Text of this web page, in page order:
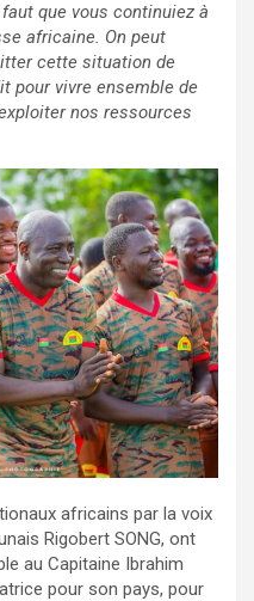
que vous continuiez à
africaine. On peut
cette situation de
pour vivre ensemble de
nos ressources
africains par la voix
Rigobert SONG, ont
au Capitaine Ibrahim
pour son pays, pour